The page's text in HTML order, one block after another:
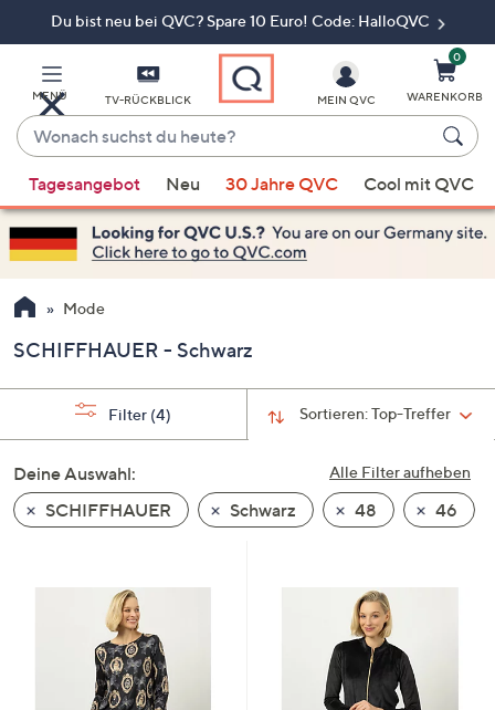
Du bist neu bei QVC? Spare 10 Euro! Code: HalloQVC
MENÜ TV-RÜCKBLICK
Wonach
suchst
du
heute?
Vorschläge
verfügbar
sind,
verwenden
Sie
Pfeiltasten
nach
und
nach
unten
oder
MEIN QVC
0
WARENKORB
Tagesangebot Neu 30 Jahre QVC Cool mit QVC
Mode
SCHIFFHAUER - Schwarz
Sortieren:Top-Treffer
Filter (4)
Alle Filter aufheben
Deine Auswahl:
SCHIFFHAUER
Schwarz 48 46